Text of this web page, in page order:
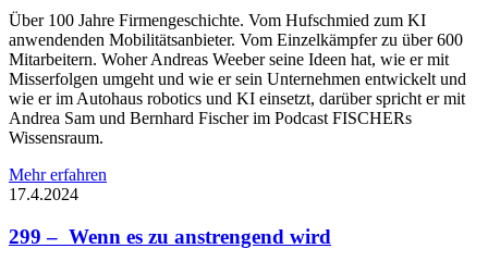
Über 100 Jahre Firmengeschichte. Vom Hufschmied zum KI
anwendenden Mobilitätsanbieter. Vom Einzelkämpfer zu über 600
Mitarbeitern. Woher Andreas Weeber seine Ideen hat, wie er mit
Misserfolgen umgeht und wie er sein Unternehmen entwickelt und
wie er im Autohaus robotics und KI einsetzt, darüber spricht er mit
Andrea Sam und Bernhard Fischer im Podcast FISCHERs
Wissensraum.
Mehr erfahren
17.4.2024
299 – Wenn es zu anstrengend wird